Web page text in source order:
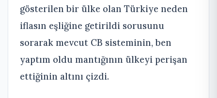
gösterilen bir ülke olan Türkiye neden
iflasın eşliğine getirildi sorusunu
sorarak mevcut CB sisteminin, ben
yaptım oldu mantığının ülkeyi perişan
ettiğinin altını çizdi.